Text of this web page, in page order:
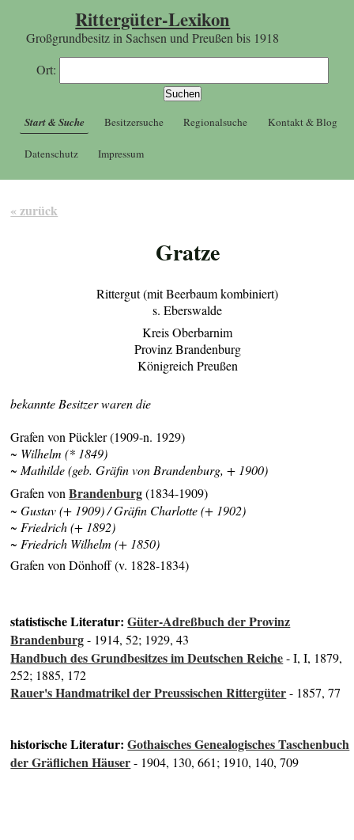
Rittergüter-Lexikon
Großgrundbesitz in Sachsen und Preußen bis 1918
Ort:
Start & Suche Besitzersuche Regionalsuche Kontakt & Blog
Datenschutz Impressum
« zurück
Gratze
Rittergut (mit Beerbaum kombiniert)
s. Eberswalde
Kreis Oberbarnim
Provinz Brandenburg
Königreich Preußen
bekannte Besitzer waren die
Grafen von Pückler (1909-n. 1929)
~ Wilhelm (* 1849)
~ Mathilde (geb. Gräfin von Brandenburg, + 1900)
Grafen vonBrandenburg(1834-1909)
~ Gustav (+ 1909) / Gräfin Charlotte (+ 1902)
~ Friedrich (+ 1892)
~ Friedrich Wilhelm (+ 1850)
Grafen von Dönhoff (v. 1828-1834)
statistische Literatur:Güter-Adreßbuch der Provinz
Brandenburg- 1914, 52; 1929, 43
Handbuch des Grundbesitzes im Deutschen Reiche- I, I, 1879,
252; 1885, 172
Rauer's Handmatrikel der Preussischen Rittergüter- 1857, 77
historische Literatur:Gothaisches Genealogisches Taschenbuch
der Gräflichen Häuser- 1904, 130, 661; 1910, 140, 709